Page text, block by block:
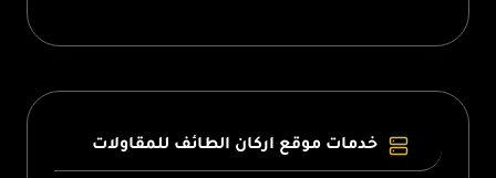
خدمات موقع اركان الطائف للمقاولات